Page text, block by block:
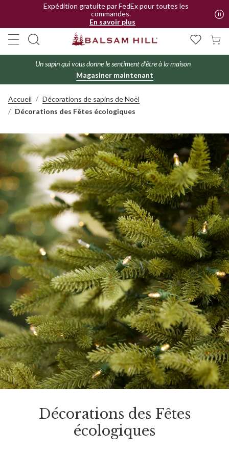
Expédition gratuite par FedEx pour toutes les
commandes.
En savoir plus
Un sapin qui vous donne le sentiment d'être à la maison
Magasiner maintenant
Accueil
Décorations de sapins de Noël
Décorations des Fêtes écologiques
Décorations des Fêtes
écologiques